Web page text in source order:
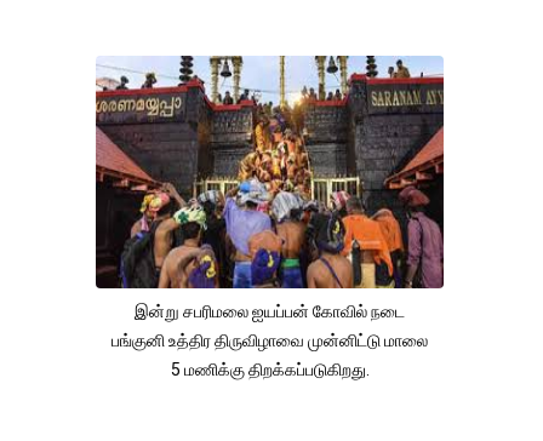
இன்று சபரிமலை ஐயப்பன் கோவில் நடை
பங்குனி உத்திர திருவிழாவை முன்னிட்டு மாலை
5 மணிக்கு திறக்கப்படுகிறது.